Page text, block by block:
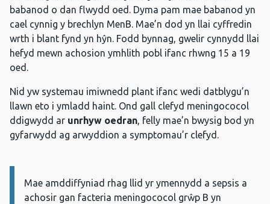
babanod o dan flwydd oed. Dyma pam mae babanod yn
cael cynnig y brechlyn MenB. Mae’n dod yn llai cyffredin
wrth i blant fynd yn hŷn. Fodd bynnag, gwelir cynnydd llai
hefyd mewn achosion ymhlith pobl ifanc rhwng 15 a 19
oed.
Nid yw systemau imiwnedd plant ifanc wedi datblygu’n
llawn eto i ymladd haint. Ond gall clefyd meningococol
ddigwydd ar unrhyw oedran, felly mae’n bwysig bod yn
gyfarwydd ag arwyddion a symptomau’r clefyd.
Gwybodaeth:
Mae amddiffyniad rhag llid yr ymennydd a sepsis a
achosir gan facteria meningococol grŵp B yn